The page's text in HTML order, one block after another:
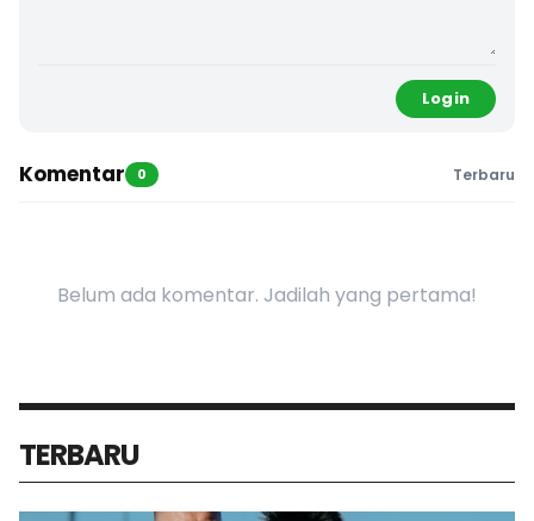
Login
Komentar 0 Terbaru
Belum ada komentar. Jadilah yang pertama!
TERBARU